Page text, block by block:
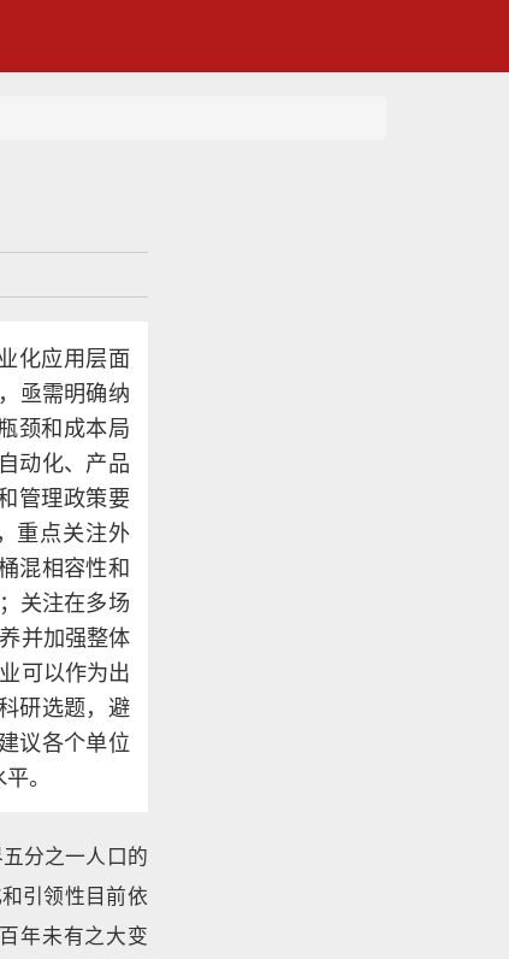
化应用层面
亟需明确纳
颈和成本局
动化、产品
管理政策要
重点关注外
混相容性和
关注在多场
并加强整体
可以作为出
研选题，避
议各个单位
。
分之一人口的
引领性目前依
年未有之大变